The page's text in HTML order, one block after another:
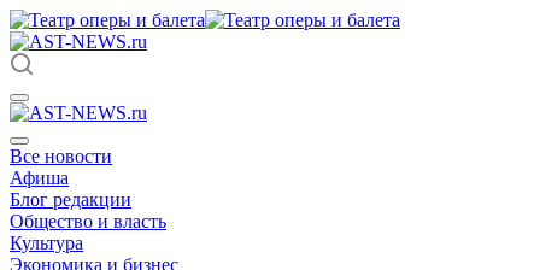
Все новости
Афиша
Блог редакции
Общество и власть
Культура
Экономика и бизнес